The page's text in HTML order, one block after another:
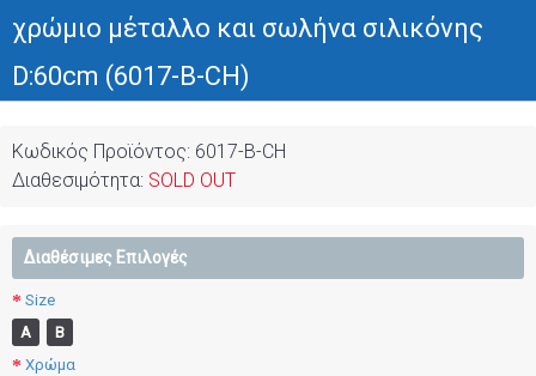
χρώμιο μέταλλο και σωλήνα σιλικόνης
D:60cm (6017-B-CH)
Κωδικός Προϊόντος: 6017-B-CH
Διαθεσιμότητα: SOLD OUT
Διαθέσιμες Επιλογές
Size
Α
Β
Χρώμα